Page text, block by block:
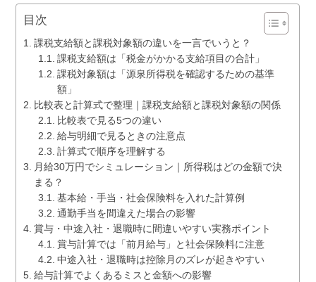
目次
課税支給額と課税対象額の違いを一言でいうと？
課税支給額は「税金がかかる支給項目の合計」
課税対象額は「源泉所得税を確認するための基準
額」
比較表と計算式で整理｜課税支給額と課税対象額の関係
比較表で見る5つの違い
給与明細で見るときの注意点
計算式で順序を理解する
月給30万円でシミュレーション｜所得税はどの金額で決
まる？
基本給・手当・社会保険料を入れた計算例
通勤手当を間違えた場合の影響
賞与・中途入社・退職時に間違いやすい実務ポイント
賞与計算では「前月給与」と社会保険料に注意
中途入社・退職時は控除月のズレが起きやすい
給与計算でよくあるミスと金額への影響